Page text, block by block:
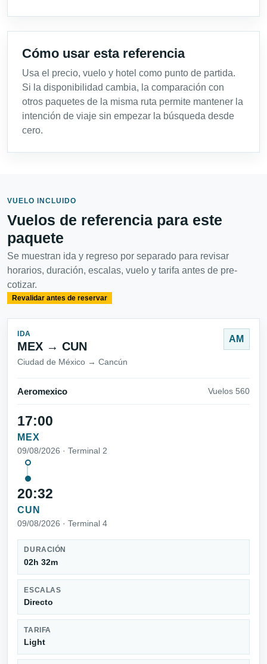
Cómo usar esta referencia
Usa el precio, vuelo y hotel como punto de partida.
Si la disponibilidad cambia, la comparación con
otros paquetes de la misma ruta permite mantener la
intención de viaje sin empezar la búsqueda desde
cero.
VUELO INCLUIDO
Vuelos de referencia para este
paquete
Se muestran ida y regreso por separado para revisar
horarios, duración, escalas, vuelo y tarifa antes de pre-
cotizar.
Revalidar antes de reservar
IDA
MEX → CUN
Ciudad de México → Cancún
AM
Aeromexico Vuelos 560
17:00
MEX
09/08/2026 · Terminal 2
20:32
CUN
09/08/2026 · Terminal 4
DURACIÓN
02h 32m
ESCALAS
Directo
TARIFA
Light